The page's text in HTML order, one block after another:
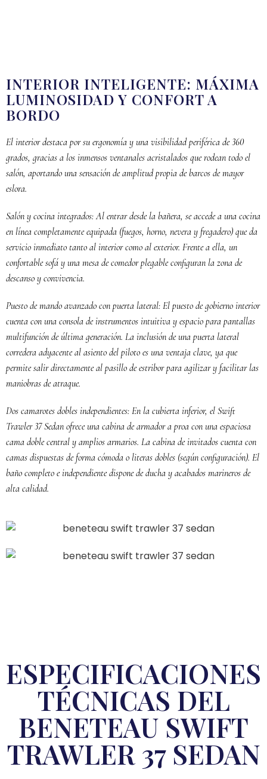
INTERIOR INTELIGENTE: MÁXIMA
LUMINOSIDAD Y CONFORT A
BORDO
El interior destaca por su ergonomía y una visibilidad periférica de 360
grados, gracias a los inmensos ventanales acristalados que rodean todo el
salón, aportando una sensación de amplitud propia de barcos de mayor
eslora.
Salón y cocina integrados: Al entrar desde la bañera, se accede a una cocina
en línea completamente equipada (fuegos, horno, nevera y fregadero) que da
servicio inmediato tanto al interior como al exterior. Frente a ella, un
confortable sofá y una mesa de comedor plegable configuran la zona de
descanso y convivencia.
Puesto de mando avanzado con puerta lateral: El puesto de gobierno interior
cuenta con una consola de instrumentos intuitiva y espacio para pantallas
multifunción de última generación. La inclusión de una puerta lateral
corredera adyacente al asiento del piloto es una ventaja clave, ya que
permite salir directamente al pasillo de estribor para agilizar y facilitar las
maniobras de atraque.
Dos camarotes dobles independientes: En la cubierta inferior, el Swift
Trawler 37 Sedan ofrece una cabina de armador a proa con una espaciosa
cama doble central y amplios armarios. La cabina de invitados cuenta con
camas dispuestas de forma cómoda o literas dobles (según configuración). El
baño completo e independiente dispone de ducha y acabados marineros de
alta calidad.
ESPECIFICACIONES
TÉCNICAS DEL
BENETEAU SWIFT
TRAWLER 37 SEDAN